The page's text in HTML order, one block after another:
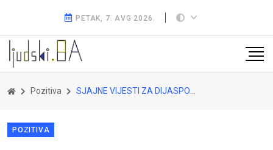
PETAK, 7. AVG 2026.
Pozitiva SJAJNE VIJESTI ZA DIJASPORU: Karte u prodaji za nove destinacije, cijene poznate
POZITIVA